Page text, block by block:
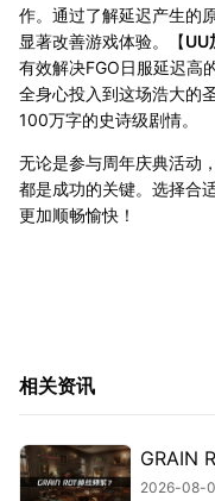
作。通过了解延迟产生的
显著改善游戏体验。【UU
有效解决FGO日服延迟高
全身心投入到这场浩大的
100万字的史诗级剧情。
无论是参与周年庆典活动
都是成功的关键。选择合
更加顺畅愉快！
相关资讯
GRAIN
2026-08-